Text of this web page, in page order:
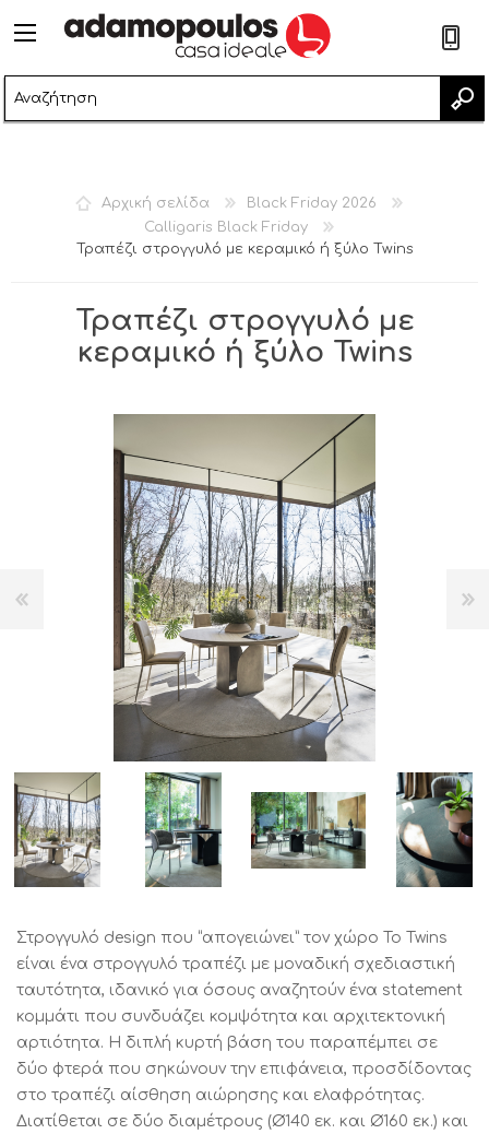
Αρχική σελίδα
Black Friday 2026
Calligaris Black Friday
Τραπέζι στρογγυλό με κεραμικό ή ξύλο Twins
Τραπέζι στρογγυλό με
κεραμικό ή ξύλο Twins
Στρογγυλό design που “απογειώνει” τον χώρο Το Twins
είναι ένα στρογγυλό τραπέζι με μοναδική σχεδιαστική
ταυτότητα, ιδανικό για όσους αναζητούν ένα statement
κομμάτι που συνδυάζει κομψότητα και αρχιτεκτονική
αρτιότητα. Η διπλή κυρτή βάση του παραπέμπει σε
δύο φτερά που σηκώνουν την επιφάνεια, προσδίδοντας
στο τραπέζι αίσθηση αιώρησης και ελαφρότητας.
Διατίθεται σε δύο διαμέτρους (Ø140 εκ. και Ø160 εκ.) και